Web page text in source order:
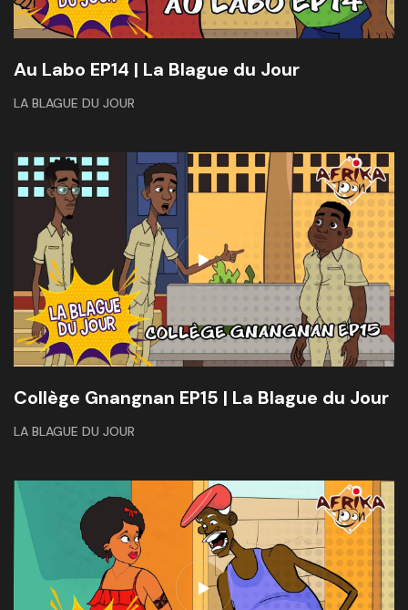
Au Labo EP14 | La Blague du Jour
LA BLAGUE DU JOUR
Collège Gnangnan EP15 | La Blague du Jour
LA BLAGUE DU JOUR